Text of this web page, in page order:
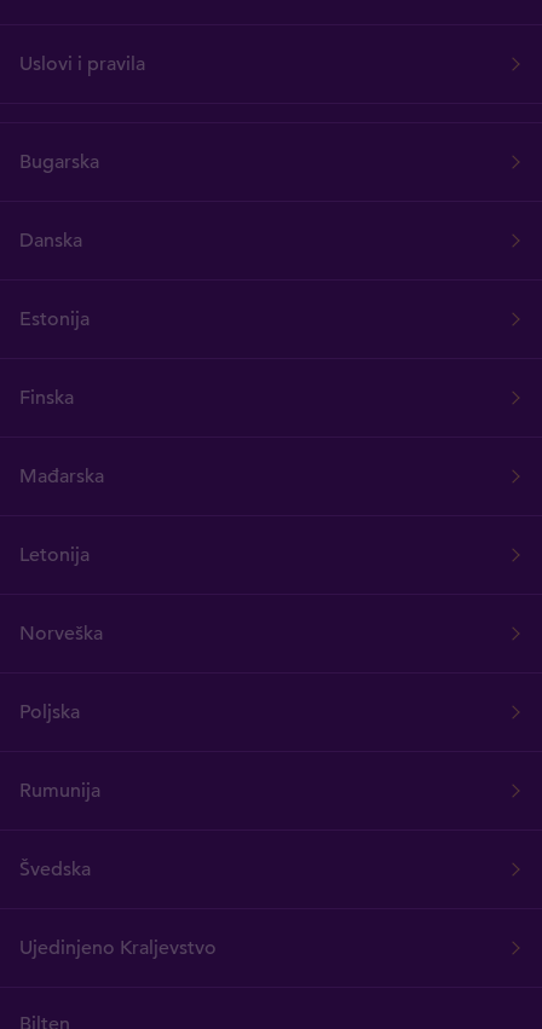
Uslovi i pravila
Bugarska
Danska
Estonija
Finska
Mađarska
Letonija
Norveška
Poljska
Rumunija
Švedska
Ujedinjeno Kraljevstvo